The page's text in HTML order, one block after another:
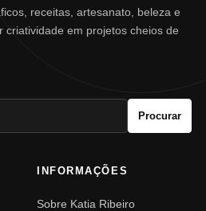
receitas, artesanato, beleza e
criatividade em projetos cheios de
Procurar
INFORMAÇÕES
Sobre Katia Ribeiro